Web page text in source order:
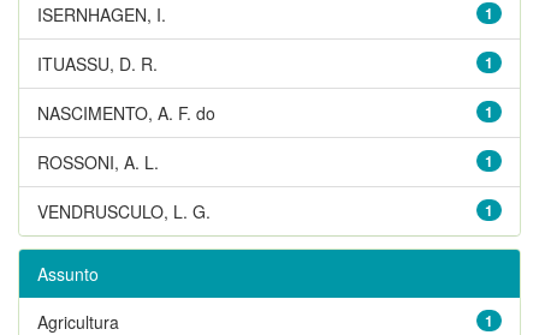
1
ISERNHAGEN, I.
1
ITUASSU, D. R.
1
NASCIMENTO, A. F. do
1
ROSSONI, A. L.
1
VENDRUSCULO, L. G.
Assunto
1
Agricultura